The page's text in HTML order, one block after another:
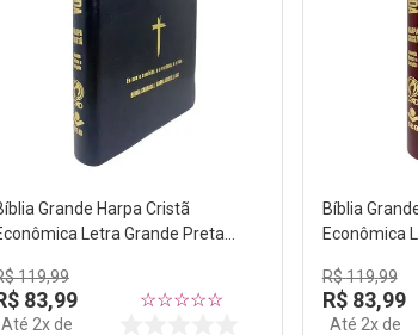
Grande Harpa Cristã
Letra Grande Preta
119,99
83,99
Até 2x de
☆☆☆☆☆
Bíblia
Econômica
R$119,99
R$ 83,99
Até 2x de